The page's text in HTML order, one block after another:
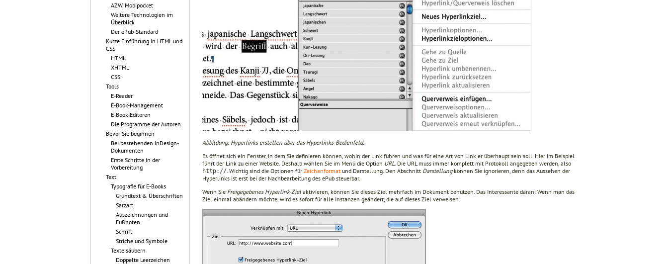
AZW, Mobipocket
Weitere Technologien im
Überblick
Der ePub-Standard
Kurze Einführung in HTML und
CSS
HTML
XHTML
CSS
Tools
E-Reader
E-Book-Management
E-Book-Editoren
Die Programme der Autoren
Bevor Sie beginnen
Bei bestehenden InDesign-
Dokumenten
Erste Schritte in der
Vorbereitung
Text
Typografie für E-Books
Grundtext & Überschriften
Satzart
Auszeichnungen und
Fußnoten
Schrift
Striche und Symbole
Texte säubern
Doppelte Leerzeichen
Abbildung: Hyperlinks erstellen über das Hyperlinks-Bedienfeld.
Es öffnet sich ein Fenster, in dem Sie definieren können, wohin der Link führen und was für eine Art von Link er überhaupt sein soll. Hier im Beispiel
führt der Link zu einer Website. Deshalb wählen Sie im Menü die Option URL . Die URL muss immer komplett mit Protokoll angegeben werden, also
http:// . Wichtig sind die Optionen für Zeichenformat und Darstellung. Den Abschnitt Darstellungkönnen Sie ignorieren, denn das Aussehen der
Hyperlinks ist erst bei der Nachbearbeitung des ePub steuerbar.
Wenn Sie Freigegebenes Hyperlink-Ziel aktivieren, können Sie dieses Ziel mehrfach im Dokument benutzen. Das Interessante daran: Wenn man das
Ziel einmal abändern möchte, wird es sofort für alle Instanzen geändert, die auf dieses Ziel verweisen.